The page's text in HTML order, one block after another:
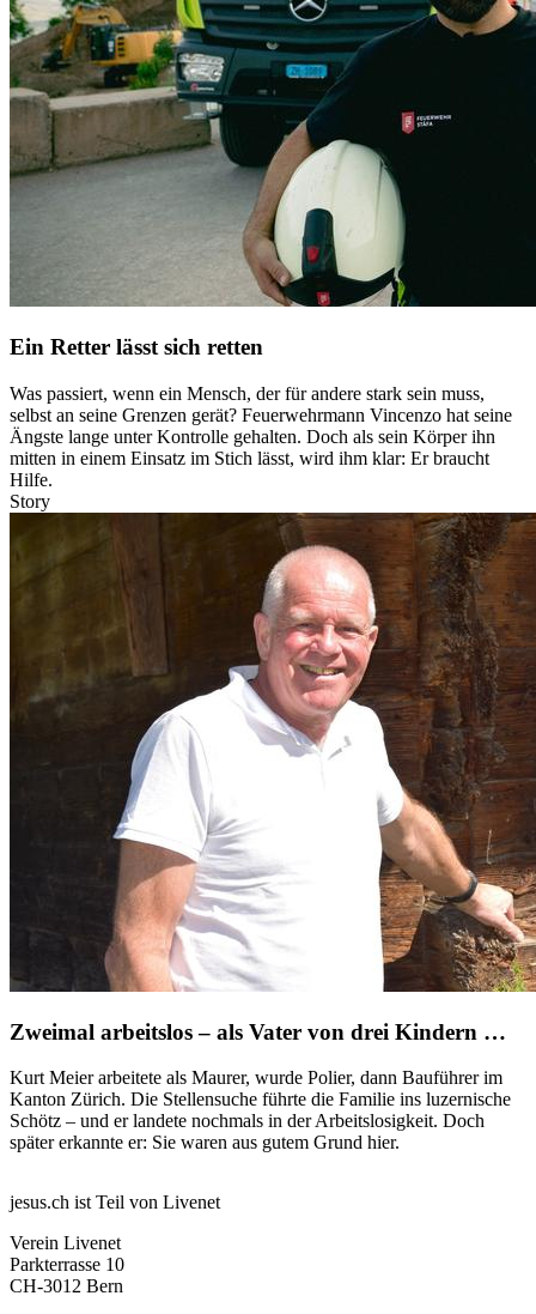
Ein Retter lässt sich retten
Was passiert, wenn ein Mensch, der für andere stark sein muss,
selbst an seine Grenzen gerät? Feuerwehrmann Vincenzo hat seine
Ängste lange unter Kontrolle gehalten. Doch als sein Körper ihn
mitten in einem Einsatz im Stich lässt, wird ihm klar: Er braucht
Hilfe.
Story
Zweimal arbeitslos – als Vater von drei Kindern …
Kurt Meier arbeitete als Maurer, wurde Polier, dann Bauführer im
Kanton Zürich. Die Stellensuche führte die Familie ins luzernische
Schötz – und er landete nochmals in der Arbeitslosigkeit. Doch
später erkannte er: Sie waren aus gutem Grund hier.
jesus.ch ist Teil von Livenet
Verein Livenet
Parkterrasse 10
CH-3012 Bern